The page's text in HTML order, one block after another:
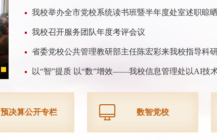
我校举办全市党校系统读书班暨半年度处室述职晾
我校召开服务团队年度考评会议
省委党校公共管理教研部主任陈宏彩来我校指导科
以“智”提质 以“数”增效——我校信息管理处以AI技
预决算公开专栏 数智党校